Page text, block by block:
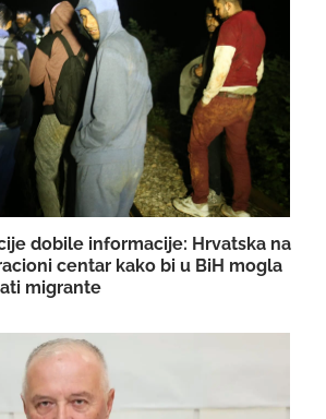
dobile informacije: Hrvatska na
centar kako bi u BiH mogla
migrante